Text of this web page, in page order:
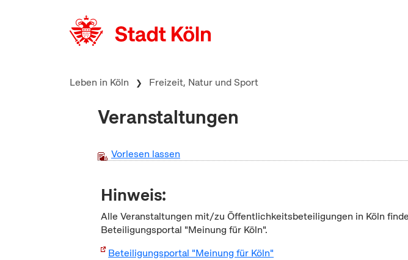
Leben in Köln Freizeit, Natur und Sport
Veranstaltungen
Vorlesen lassen
Hinweis:
Alle Veranstaltungen mit/zu Öffentlichkeitsbeteiligungen in Köln
Beteiligungsportal "Meinung für Köln".
Beteiligungsportal "Meinung für Köln"